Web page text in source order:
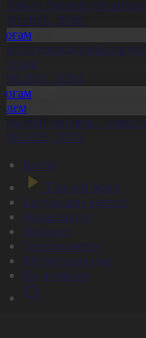
та балағат сөз
20:06
әрбір
20:04
сайлауы – саяси
20:03
Басты
Тікелей эфир
Бағдарлама кестесі
Жаңалықтар
Жобалар
Телехикаялар
Мультсериалдар
Видеоархив